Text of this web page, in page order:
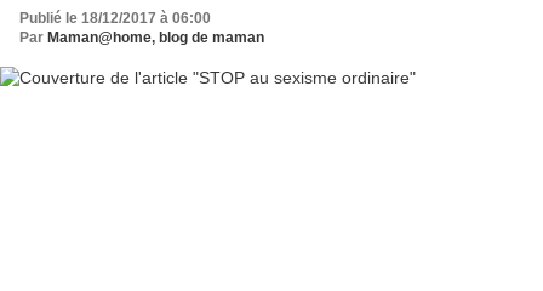
Publié le 18/12/2017 à 06:00
Par Maman@home, blog de maman